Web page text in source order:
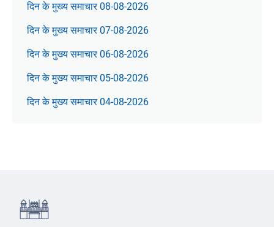
दिन के मुख्य समाचार 08-08-2026
दिन के मुख्य समाचार 07-08-2026
दिन के मुख्य समाचार 06-08-2026
दिन के मुख्य समाचार 05-08-2026
दिन के मुख्य समाचार 04-08-2026